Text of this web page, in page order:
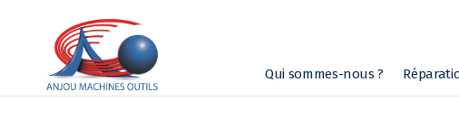
Qui sommes-nous ?